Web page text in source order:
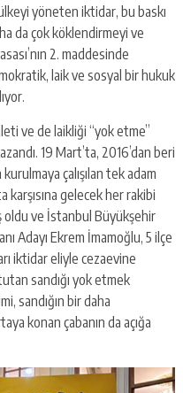
yöneten iktidar, bu baskı
da çok köklendirmeyi ve
2. maddesinde
laik ve sosyal bir hukuk
ve de laikliği “yok etme”
19 Mart’ta, 2016’dan beri
çalışılan tek adam
gelecek her rakibi
oldu ve İstanbul Büyükşehir
Adayı Ekrem İmamoğlu, 5 ilçe
iktidar eliyle cezaevine
sandığı yok etmek
sandığın bir daha
konan çabanın da açığa